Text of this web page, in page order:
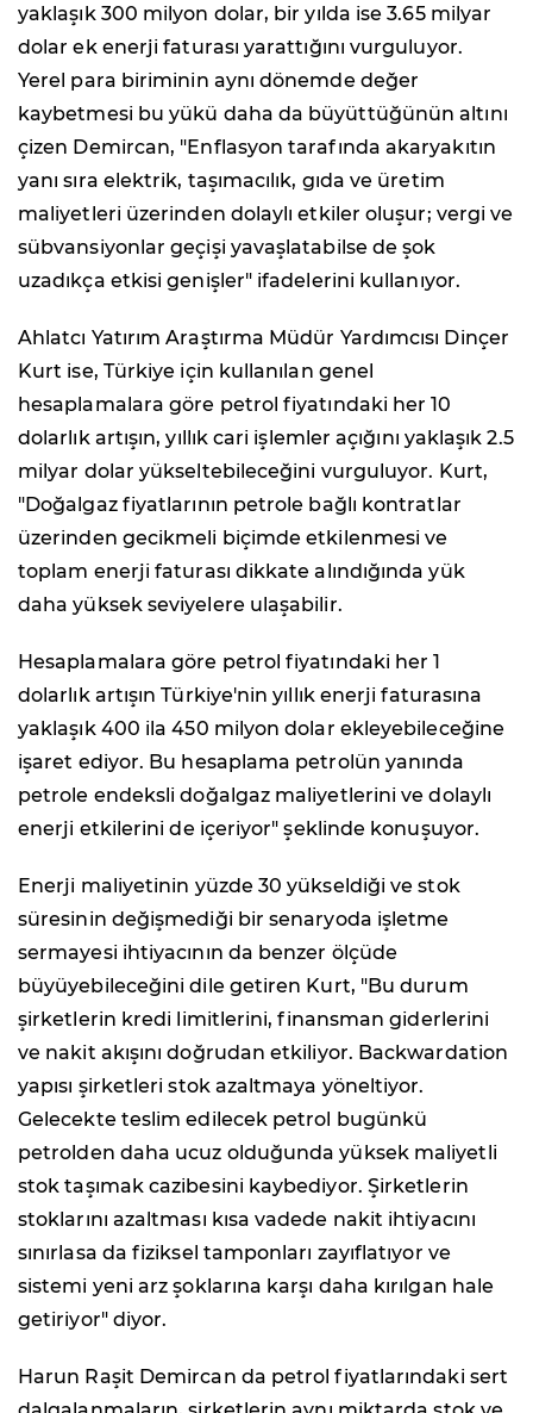
yaklaşık 300 milyon dolar, bir yılda ise 3.65 milyar
dolar ek enerji faturası yarattığını vurguluyor.
Yerel para biriminin aynı dönemde değer
kaybetmesi bu yükü daha da büyüttüğünün altını
çizen Demircan, "Enflasyon tarafında akaryakıtın
yanı sıra elektrik, taşımacılık, gıda ve üretim
maliyetleri üzerinden dolaylı etkiler oluşur; vergi ve
sübvansiyonlar geçişi yavaşlatabilse de şok
uzadıkça etkisi genişler" ifadelerini kullanıyor.
Ahlatcı Yatırım Araştırma Müdür Yardımcısı Dinçer
Kurt ise, Türkiye için kullanılan genel
hesaplamalara göre petrol fiyatındaki her 10
dolarlık artışın, yıllık cari işlemler açığını yaklaşık 2.5
milyar dolar yükseltebileceğini vurguluyor. Kurt,
"Doğalgaz fiyatlarının petrole bağlı kontratlar
üzerinden gecikmeli biçimde etkilenmesi ve
toplam enerji faturası dikkate alındığında yük
daha yüksek seviyelere ulaşabilir.
Hesaplamalara göre petrol fiyatındaki her 1
dolarlık artışın Türkiye'nin yıllık enerji faturasına
yaklaşık 400 ila 450 milyon dolar ekleyebileceğine
işaret ediyor. Bu hesaplama petrolün yanında
petrole endeksli doğalgaz maliyetlerini ve dolaylı
enerji etkilerini de içeriyor" şeklinde konuşuyor.
Enerji maliyetinin yüzde 30 yükseldiği ve stok
süresinin değişmediği bir senaryoda işletme
sermayesi ihtiyacının da benzer ölçüde
büyüyebileceğini dile getiren Kurt, "Bu durum
şirketlerin kredi limitlerini, finansman giderlerini
ve nakit akışını doğrudan etkiliyor. Backwardation
yapısı şirketleri stok azaltmaya yöneltiyor.
Gelecekte teslim edilecek petrol bugünkü
petrolden daha ucuz olduğunda yüksek maliyetli
stok taşımak cazibesini kaybediyor. Şirketlerin
stoklarını azaltması kısa vadede nakit ihtiyacını
sınırlasa da fiziksel tamponları zayıflatıyor ve
sistemi yeni arz şoklarına karşı daha kırılgan hale
getiriyor" diyor.
Harun Raşit Demircan da petrol fiyatlarındaki sert